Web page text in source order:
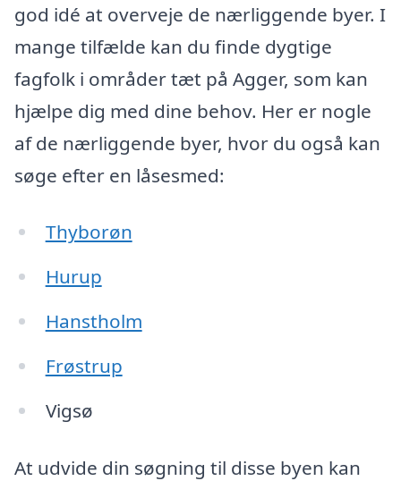
god idé at overveje de nærliggende byer. I
mange tilfælde kan du finde dygtige
fagfolk i områder tæt på Agger, som kan
hjælpe dig med dine behov. Her er nogle
af de nærliggende byer, hvor du også kan
søge efter en låsesmed:
Thyborøn
Hurup
Hanstholm
Frøstrup
Vigsø
At udvide din søgning til disse byen kan